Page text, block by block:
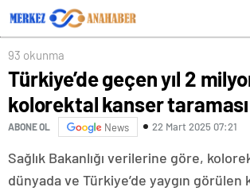
93 okunma
Türkiye’de geçen yıl 2
kolorektal kanser taraması
ABONE OL News 22 Mart 2025 07:21
Sağlık Bakanlığı verilerine göre,
dünyada ve Türkiye’de yaygın